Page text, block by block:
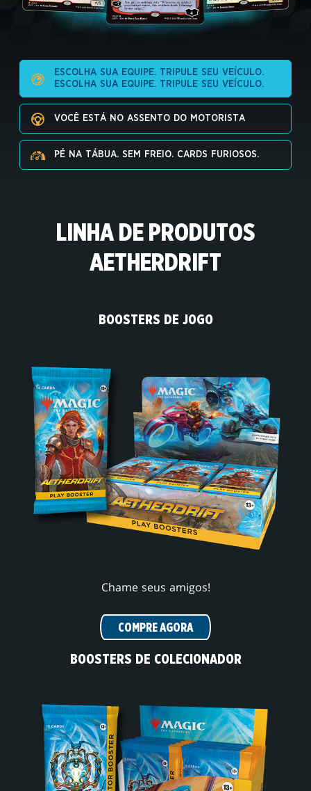
ESCOLHA SUA EQUIPE. TRIPULE SEU VEÍCULO.
ESCOLHA SUA EQUIPE. TRIPULE SEU VEÍCULO.
VOCÊ ESTÁ NO ASSENTO DO MOTORISTA
PÉ NA TÁBUA. SEM FREIO. CARDS FURIOSOS.
LINHA DE PRODUTOS
AETHERDRIFT
BOOSTERS DE JOGO
Chame seus amigos!
COMPRE AGORA
BOOSTERS DE COLECIONADOR